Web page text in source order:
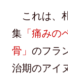
これは、
集 「痛み
骨」のフラ
治期のアイ